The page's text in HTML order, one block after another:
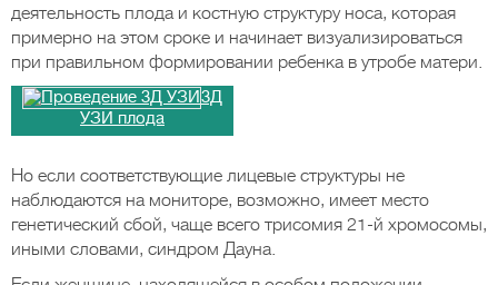
деятельность плода и костную структуру носа, которая
примерно на этом сроке и начинает визуализироваться
при правильном формировании ребенка в утробе матери.
3Д
УЗИ плода
Но если соответствующие лицевые структуры не
наблюдаются на мониторе, возможно, имеет место
генетический сбой, чаще всего трисомия 21-й хромосомы,
иными словами, синдром Дауна.